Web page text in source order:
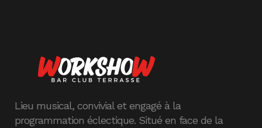
Lieu musical, convivial et engagé à la
programmation éclectique. Situé en face de la